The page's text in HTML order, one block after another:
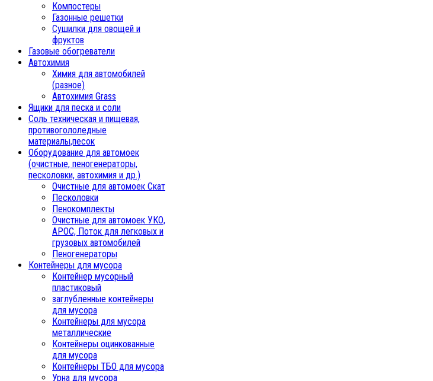
Компостеры
Газонные решетки
Сушилки для овощей и
фруктов
Газовые обогреватели
Автохимия
Химия для автомобилей
(разное)
Автохимия Grass
Ящики для песка и соли
Соль техническая и пищевая,
противогололедные
материалы,песок
Oборудование для автомоек
(очистные, пеногенераторы,
песколовки, автохимия и др.)
Очистные для автомоек Скат
Песколовки
Пенокомплекты
Очистные для автомоек УКО,
АРОС, Поток для легковых и
грузовых автомобилей
Пеногенераторы
Контейнеры для мусора
Контейнер мусорный
пластиковый
заглубленные контейнеры
для мусора
Контейнеры для мусора
металлические
Контейнеры оцинкованные
для мусора
Контейнеры ТБО для мусора
Урна для мусора